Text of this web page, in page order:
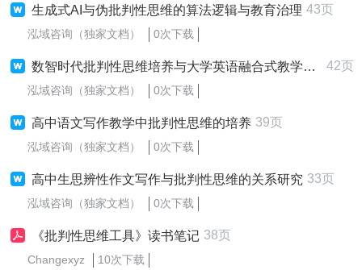
生成式AI与伪批判性思维的算法逻辑与教育治理 43页
泓域咨询（独家文档） 0次下载
数智时代批判性思维培养与大学英语融合式教学研究 42页
泓域咨询（独家文档） 0次下载
高中语文写作教学中批判性思维的培养 39页
泓域咨询（独家文档） 0次下载
高中生思辨性作文写作与批判性思维的关系研究 33页
泓域咨询（独家文档） 0次下载
《批判性思维工具》读书笔记 38页
Changexyz 10次下载